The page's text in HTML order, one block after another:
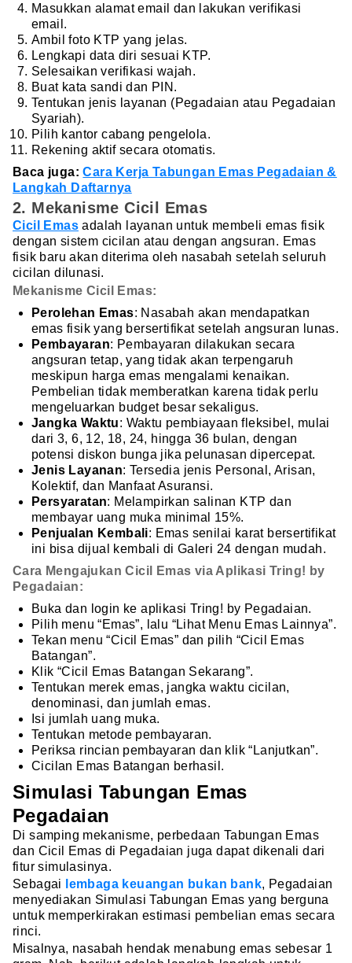
Masukkan alamat email dan lakukan verifikasi
email.
Ambil foto KTP yang jelas.
Lengkapi data diri sesuai KTP.
Selesaikan verifikasi wajah.
Buat kata sandi dan PIN.
Tentukan jenis layanan (Pegadaian atau Pegadaian
Syariah).
Pilih kantor cabang pengelola.
Rekening aktif secara otomatis.
Baca juga:Cara Kerja Tabungan Emas Pegadaian &
Langkah Daftarnya
2. Mekanisme Cicil Emas
Cicil Emas adalah layanan untuk membeli emas fisik
dengan sistem cicilan atau dengan angsuran. Emas
fisik baru akan diterima oleh nasabah setelah seluruh
cicilan dilunasi.
Mekanisme Cicil Emas:
Perolehan Emas: Nasabah akan mendapatkan
emas fisik yang bersertifikat setelah angsuran lunas.
Pembayaran: Pembayaran dilakukan secara
angsuran tetap, yang tidak akan terpengaruh
meskipun harga emas mengalami kenaikan.
Pembelian tidak memberatkan karena tidak perlu
mengeluarkan budget besar sekaligus.
Jangka Waktu: Waktu pembiayaan fleksibel, mulai
dari 3, 6, 12, 18, 24, hingga 36 bulan, dengan
potensi diskon bunga jika pelunasan dipercepat.
Jenis Layanan: Tersedia jenis Personal, Arisan,
Kolektif, dan Manfaat Asuransi.
Persyaratan: Melampirkan salinan KTP dan
membayar uang muka minimal 15%.
Penjualan Kembali: Emas senilai karat bersertifikat
ini bisa dijual kembali di Galeri 24 dengan mudah.
Cara Mengajukan Cicil Emas via Aplikasi Tring! by
Pegadaian:
Buka dan login ke aplikasi Tring! by Pegadaian.
Pilih menu “Emas”, lalu “Lihat Menu Emas Lainnya”.
Tekan menu “Cicil Emas” dan pilih “Cicil Emas
Batangan”.
Klik “Cicil Emas Batangan Sekarang”.
Tentukan merek emas, jangka waktu cicilan,
denominasi, dan jumlah emas.
Isi jumlah uang muka.
Tentukan metode pembayaran.
Periksa rincian pembayaran dan klik “Lanjutkan”.
Cicilan Emas Batangan berhasil.
Simulasi Tabungan Emas
Pegadaian
Di samping mekanisme, perbedaan Tabungan Emas
dan Cicil Emas di Pegadaian juga dapat dikenali dari
fitur simulasinya.
Sebagai
lembaga keuangan bukan bank, Pegadaian
menyediakan Simulasi Tabungan Emas yang berguna
untuk memperkirakan estimasi pembelian emas secara
rinci.
Misalnya, nasabah hendak menabung emas sebesar 1